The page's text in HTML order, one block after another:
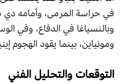
في حراسة المرمى، وأمامه دي
وبالنسياغا في الدفاع، وفي
ومونياين، بينما يقود الهجوم
التوقعات والتحليل الفني